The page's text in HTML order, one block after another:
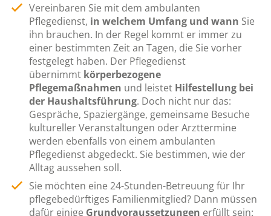
Vereinbaren Sie mit dem ambulanten
Pflegedienst, in welchem Umfang und wann Sie
ihn brauchen. In der Regel kommt er immer zu
einer bestimmten Zeit an Tagen, die Sie vorher
festgelegt haben. Der Pflegedienst
übernimmt körperbezogene
Pflegemaßnahmen und leistet Hilfestellung bei
der Haushaltsführung. Doch nicht nur das:
Gespräche, Spaziergänge, gemeinsame Besuche
kultureller Veranstaltungen oder Arzttermine
werden ebenfalls von einem ambulanten
Pflegedienst abgedeckt. Sie bestimmen, wie der
Alltag aussehen soll.
Sie möchten eine 24-Stunden-Betreuung für Ihr
pflegebedürftiges Familienmitglied? Dann müssen
dafür einige Grundvoraussetzungen erfüllt sein: